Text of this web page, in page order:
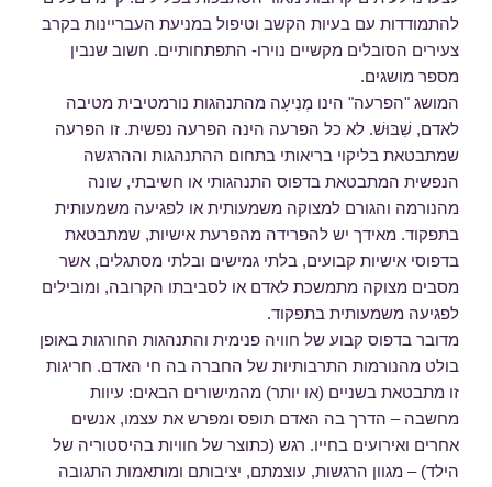
להתמודדות עם בעיות הקשב וטיפול במניעת העבריינות בקרב
צעירים הסובלים מקשיים נוירו- התפתחותיים. חשוב שנבין
מספר מושגים.
המושג "הפרעה" הינו מְנִיעָה מהתנהגות נורמטיבית מטיבה
לאדם, שִׁבּוּשׁ. לא כל הפרעה הינה הפרעה נפשית. זו הפרעה
שמתבטאת בליקוי בריאותי בתחום ההתנהגות וההרגשה
הנפשית המתבטאת בדפוס התנהגותי או חשיבתי, שונה
מהנורמה והגורם למצוקה משמעותית או לפגיעה משמעותית
בתפקוד. מאידך יש להפרידה מהפרעת אישיות, שמתבטאת
בדפוסי אישיות קבועים, בלתי גמישים ובלתי מסתגלים, אשר
מסבים מצוקה מתמשכת לאדם או לסביבתו הקרובה, ומובילים
לפגיעה משמעותית בתפקוד.
מדובר בדפוס קבוע של חוויה פנימית והתנהגות החורגות באופן
בולט מהנורמות התרבותיות של החברה בה חי האדם. חריגות
זו מתבטאת בשניים (או יותר) מהמישורים הבאים: עיוות
מחשבה – הדרך בה האדם תופס ומפרש את עצמו, אנשים
אחרים ואירועים בחייו. רגש (כתוצר של חוויות בהיסטוריה של
הילד) – מגוון הרגשות, עוצמתם, יציבותם ומותאמות התגובה